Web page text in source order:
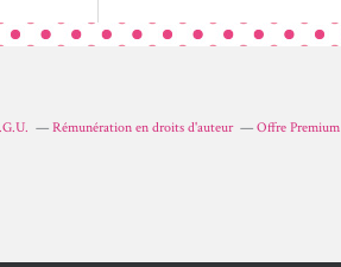
Rémunération en droits d'auteur Offre Premium